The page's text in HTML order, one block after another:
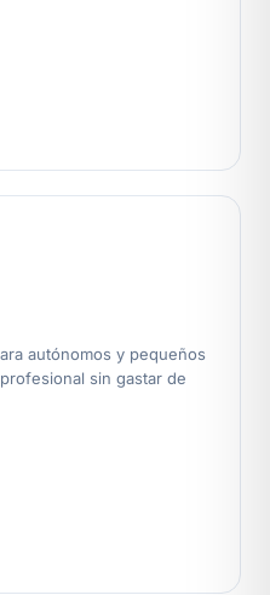
autónomos y pequeños
sin gastar de